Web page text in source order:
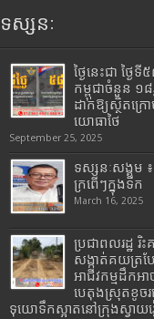
ទស្សនៈ
ថ្ងៃនេះជា ថ្ង
កម្ពុជាចំនួន ១៨
ដាក់ឱ្យស្ថិតក្រ
យោធាថៃ
September 25, 2025
ទស្សនៈសង្គម
ក្រពើៗក្នុងទឹក
March 16, 2025
ប្រជាពលរដ្ឋ រិះ
សង្កាត់គយត្រប
អាជីវកម្មដឹកអ
បេតុងស្រុតខូច
ទុយោទឹកស្អាតនៅក្រុងស្វាយ